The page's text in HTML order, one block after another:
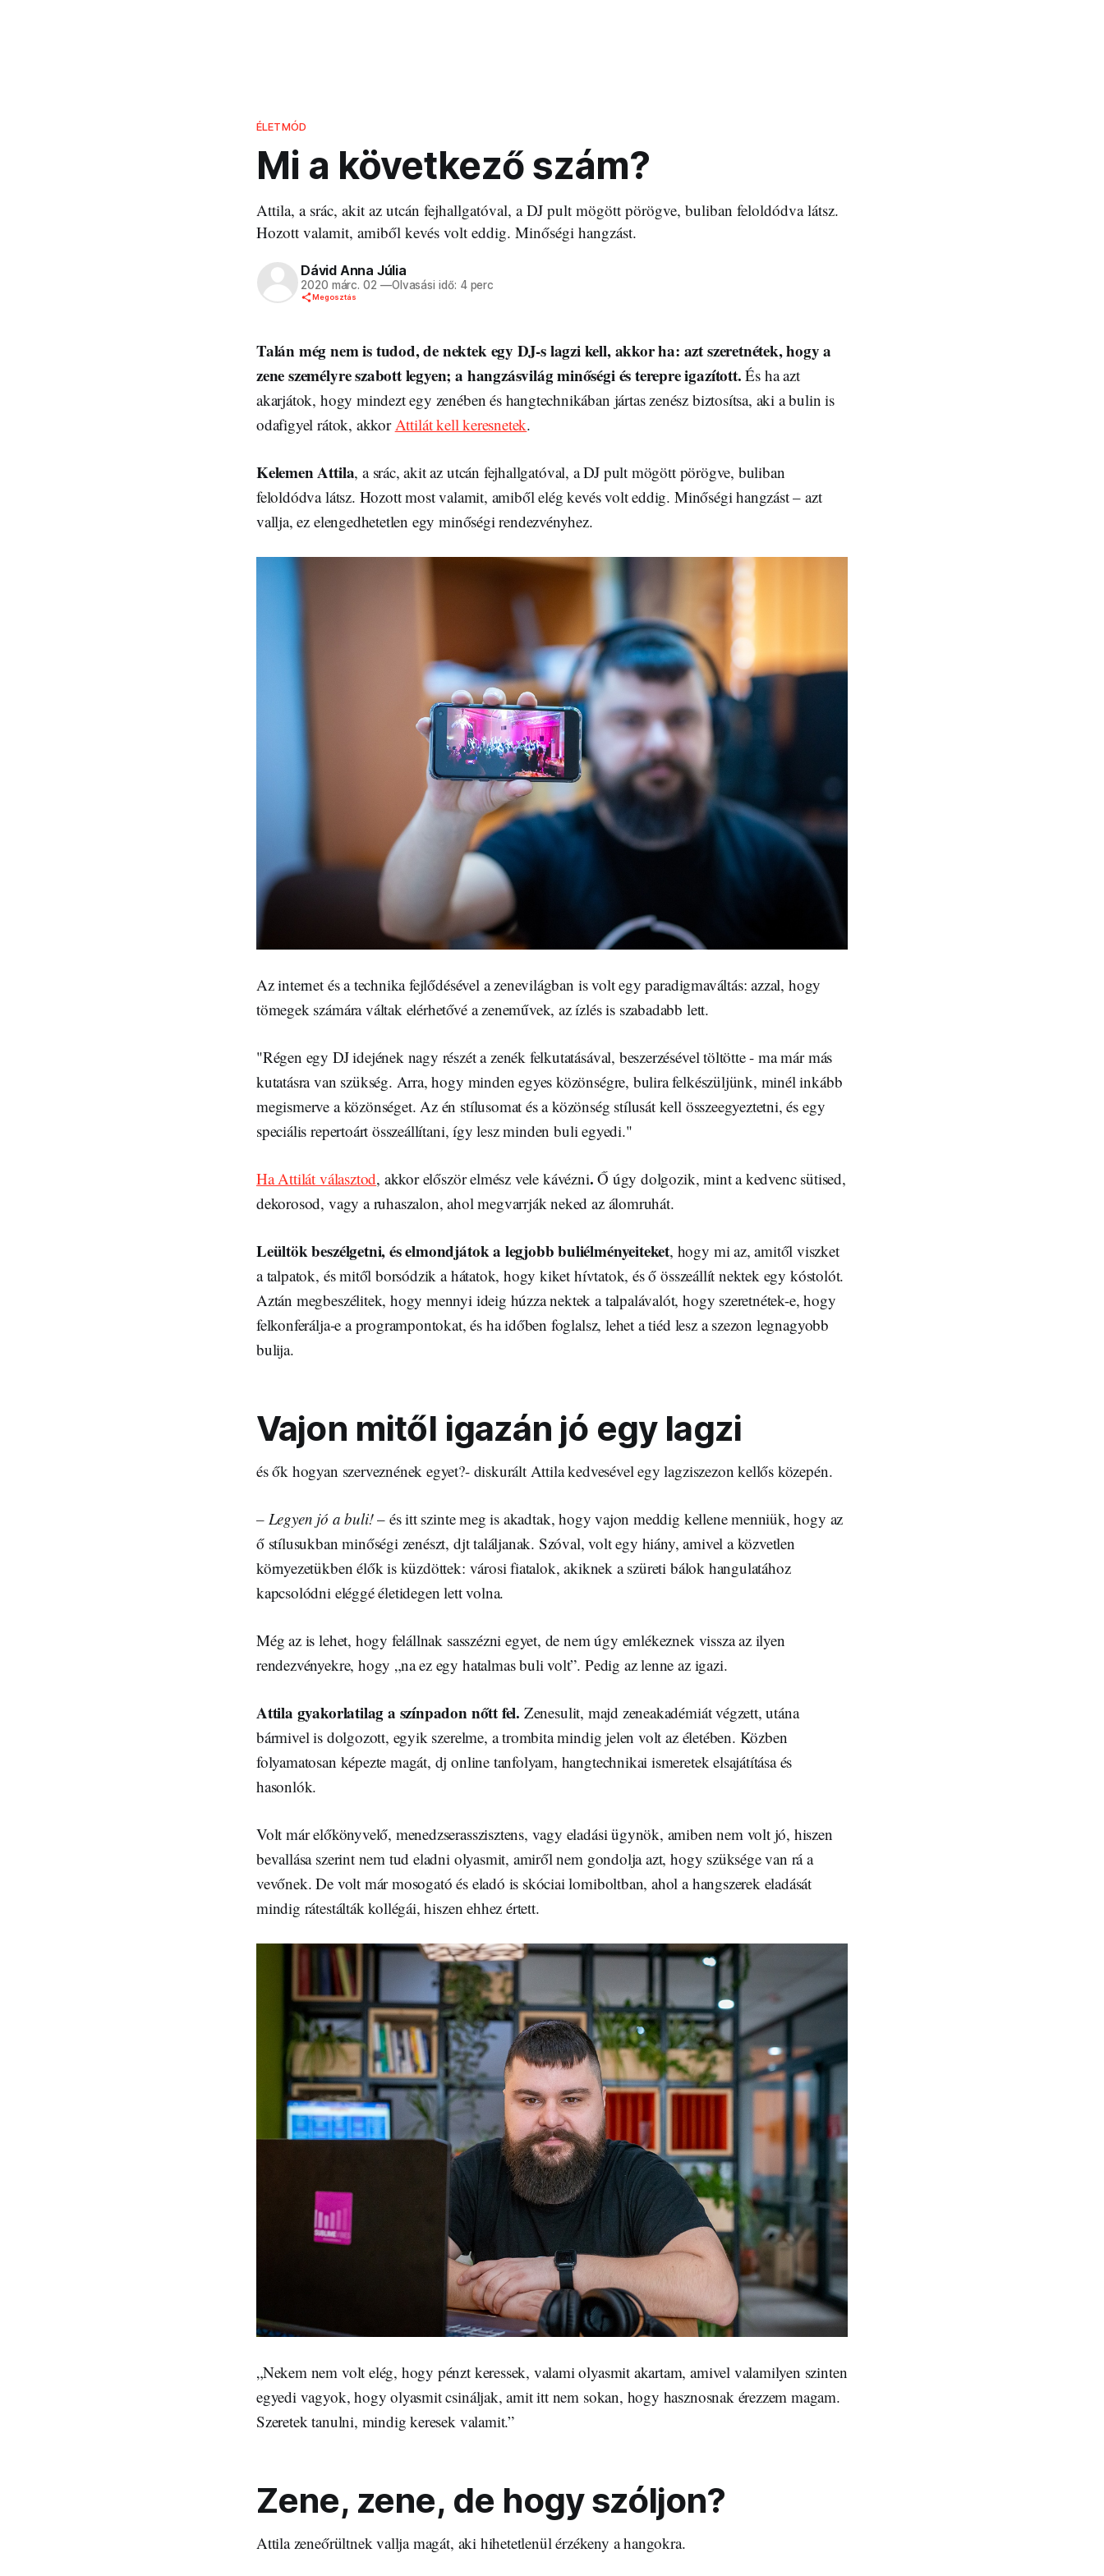
ÉLETMÓD
Mi a következő szám?
Attila, a srác, akit az utcán fejhallgatóval, a DJ pult mögött pörögve, buliban feloldódva látsz.
Hozott valamit, amiből kevés volt eddig. Minőségi hangzást.
Dávid Anna Júlia
2020 márc. 02 —Olvasási idő: 4 perc
Megosztás
Talán még nem is tudod, de nektek egy DJ-s lagzi kell, akkor ha: azt szeretnétek, hogy a
zene személyre szabott legyen; a hangzásvilág minőségi és terepre igazított. És ha azt
akarjátok, hogy mindezt egy zenében és hangtechnikában jártas zenész biztosítsa, aki a bulin is
odafigyel rátok, akkorAttilát kell keresnetek.
Kelemen Attila, a srác, akit az utcán fejhallgatóval, a DJ pult mögött pörögve, buliban
feloldódva látsz. Hozott most valamit, amiből elég kevés volt eddig. Minőségi hangzást – azt
vallja, ez elengedhetetlen egy minőségi rendezvényhez.
Az internet és a technika fejlődésével a zenevilágban is volt egy paradigmaváltás: azzal, hogy
tömegek számára váltak elérhetővé a zeneművek, az ízlés is szabadabb lett.
"Régen egy DJ idejének nagy részét a zenék felkutatásával, beszerzésével töltötte - ma már más
kutatásra van szükség. Arra, hogy minden egyes közönségre, bulira felkészüljünk, minél inkább
megismerve a közönséget. Az én stílusomat és a közönség stílusát kell összeegyeztetni, és egy
speciális repertoárt összeállítani, így lesz minden buli egyedi."
Ha Attilát választod, akkor először elmész vele kávézni. Ő úgy dolgozik, mint a kedvenc sütised,
dekorosod, vagy a ruhaszalon, ahol megvarrják neked az álomruhát.
Leültök beszélgetni, és elmondjátok a legjobb buliélményeiteket, hogy mi az, amitől viszket
a talpatok, és mitől borsódzik a hátatok, hogy kiket hívtatok, és ő összeállít nektek egy kóstolót.
Aztán megbeszélitek, hogy mennyi ideig húzza nektek a talpalávalót, hogy szeretnétek-e, hogy
felkonferálja-e a programpontokat, és ha időben foglalsz, lehet a tiéd lesz a szezon legnagyobb
bulija.
Vajon mitől igazán jó egy lagzi
és ők hogyan szerveznének egyet?- diskurált Attila kedvesével egy lagziszezon kellős közepén.
– Legyen jó a buli!– és itt szinte meg is akadtak, hogy vajon meddig kellene menniük, hogy az
ő stílusukban minőségi zenészt, djt találjanak. Szóval, volt egy hiány, amivel a közvetlen
környezetükben élők is küzdöttek: városi fiatalok, akiknek a szüreti bálok hangulatához
kapcsolódni eléggé életidegen lett volna.
Még az is lehet, hogy felállnak sasszézni egyet, de nem úgy emlékeznek vissza az ilyen
rendezvényekre, hogy „na ez egy hatalmas buli volt”. Pedig az lenne az igazi.
Attila gyakorlatilag a színpadon nőtt fel. Zenesulit, majd zeneakadémiát végzett, utána
bármivel is dolgozott, egyik szerelme, a trombita mindig jelen volt az életében. Közben
folyamatosan képezte magát, dj online tanfolyam, hangtechnikai ismeretek elsajátítása és
hasonlók.
Volt már előkönyvelő, menedzserasszisztens, vagy eladási ügynök, amiben nem volt jó, hiszen
bevallása szerint nem tud eladni olyasmit, amiről nem gondolja azt, hogy szüksége van rá a
vevőnek. De volt már mosogató és eladó is skóciai lomiboltban, ahol a hangszerek eladását
mindig rátestálták kollégái, hiszen ehhez értett.
„Nekem nem volt elég, hogy pénzt keressek, valami olyasmit akartam, amivel valamilyen szinten
egyedi vagyok, hogy olyasmit csináljak, amit itt nem sokan, hogy hasznosnak érezzem magam.
Szeretek tanulni, mindig keresek valamit.”
Zene, zene, de hogy szóljon?
Attila zeneőrültnek vallja magát, aki hihetetlenül érzékeny a hangokra.